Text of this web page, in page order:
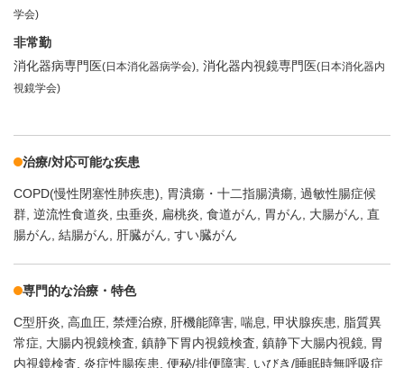
学会)
非常勤
消化器病専門医(日本消化器病学会) 消化器内視鏡専門医(日本消化器内
視鏡学会)
治療/対応可能な疾患
COPD(慢性閉塞性肺疾患) 胃潰瘍・十二指腸潰瘍 過敏性腸症候
群 逆流性食道炎 虫垂炎 扁桃炎 食道がん 胃がん 大腸がん 直
腸がん 結腸がん 肝臓がん すい臓がん
専門的な治療・特色
C型肝炎 高血圧 禁煙治療 肝機能障害 喘息 甲状腺疾患
脂質異
常症
大腸内視鏡検査 鎮静下胃内視鏡検査 鎮静下大腸内視鏡
胃
内視鏡検査 炎症性腸疾患 便秘/排便障害 いびき/睡眠時無呼吸症